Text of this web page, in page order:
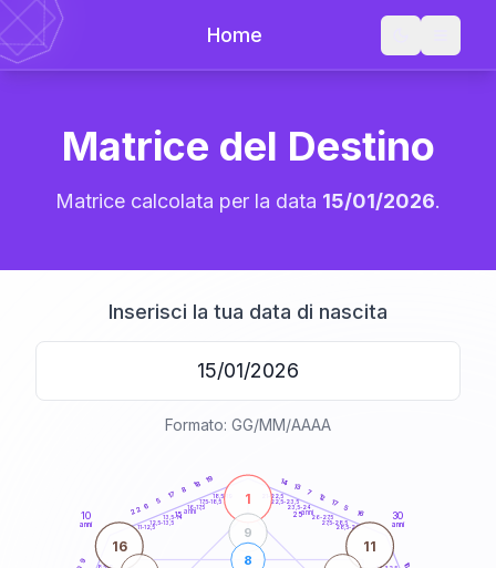
Home
Matrice del Destino
Matrice calcolata per la data 15/01/2026.
Inserisci la tua data di nascita
Formato: GG/MM/AAAA
10
anni
30
anni
8,5-9
11-12,5
12,5-13,5
13,5-14
16-17,5
17,5-18,5
18,5-19
21-22,5
22,5-23,5
23,5-24
26-27,5
27,5-28,5
28,5-29
9
22 6
5
17
8
18 19 14
13 7
12
17 5
16
16
1
16 11
9
8
15 anni 25anni